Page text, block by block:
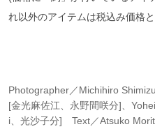
れ以外のアイテムは税込み価格
Photographer／Michihiro
[金光麻佐江、永野間咲分]、
i、光沙子分] Text／Atsuko